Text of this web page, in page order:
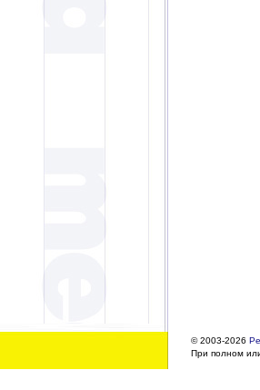
© 2003-2026
При полном